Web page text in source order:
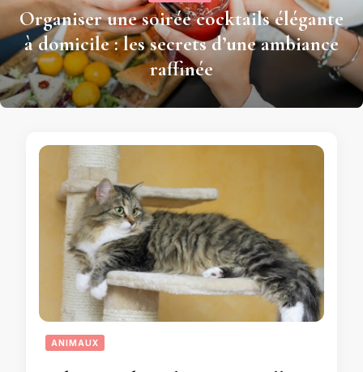
Tout savoir sur la conservation et
l’organisation d’une collection de
timbres
ANIMAUX